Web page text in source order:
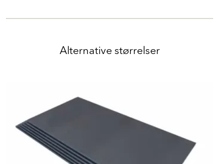
Alternative størrelser